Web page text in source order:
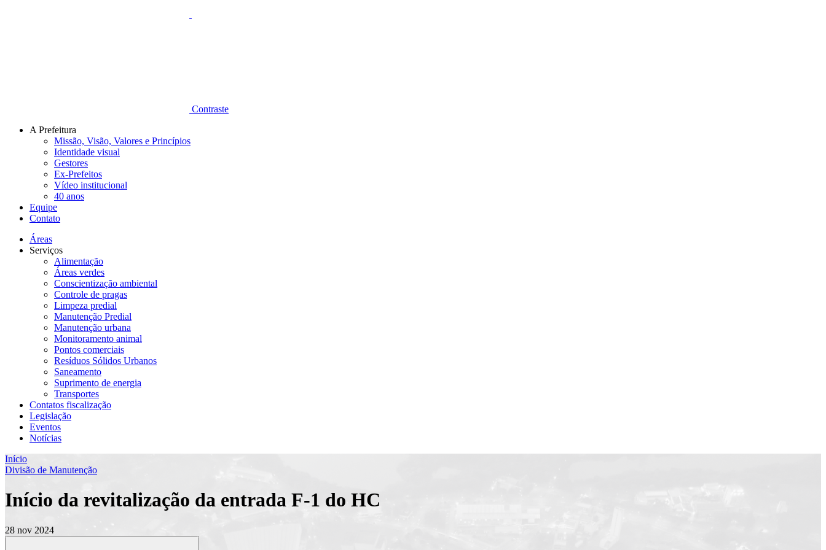
Contraste
A Prefeitura
Missão, Visão, Valores e Princípios
Identidade visual
Gestores
Ex-Prefeitos
Vídeo institucional
40 anos
Equipe
Contato
Áreas
Serviços
Alimentação
Áreas verdes
Conscientização ambiental
Controle de pragas
Limpeza predial
Manutenção Predial
Manutenção urbana
Monitoramento animal
Pontos comerciais
Resíduos Sólidos Urbanos
Saneamento
Suprimento de energia
Transportes
Contatos fiscalização
Legislação
Eventos
Notícias
Início
Divisão de Manutenção
Início da revitalização da entrada F-1 do HC
28 nov 2024